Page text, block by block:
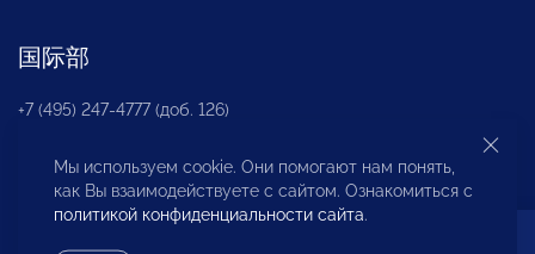
国际部
+7 (495) 247-4777 (доб. 126)
商投权益保护部
Мы используем cookie. Они помогают нам понять,
как Вы взаимодействуете с сайтом. Ознакомиться с
политикой конфиденциальности сайта.